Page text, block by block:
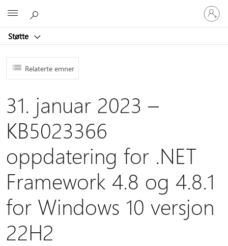
Støtte
Logg
på
kontoen
Relaterte emner
31. januar 2023 –
KB5023366
oppdatering for .NET
Framework 4.8 og 4.8.1
for Windows 10 versjon
22H2